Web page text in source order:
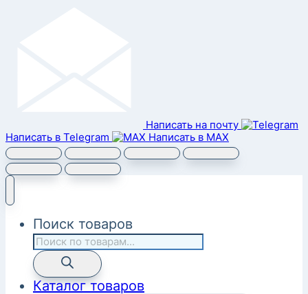
Написать на почту
Написать в Telegram
Написать в MAX
Поиск товаров
Каталог товаров